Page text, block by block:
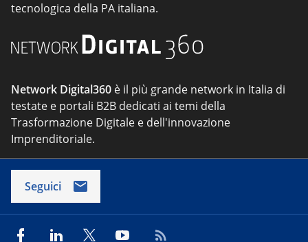
tecnologica della PA italiana.
Network Digital360 è il più grande network in Italia di
testate e portali B2B dedicati ai temi della
Trasformazione Digitale e dell'innovazione
Imprenditoriale.
Seguici